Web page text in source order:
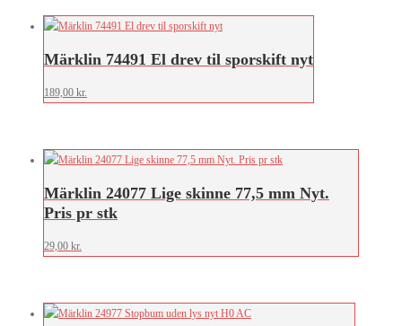
Märklin 74491 El drev til sporskift nyt
189,00 kr.
Märklin 24077 Lige skinne 77,5 mm Nyt.
Pris pr stk
29,00 kr.